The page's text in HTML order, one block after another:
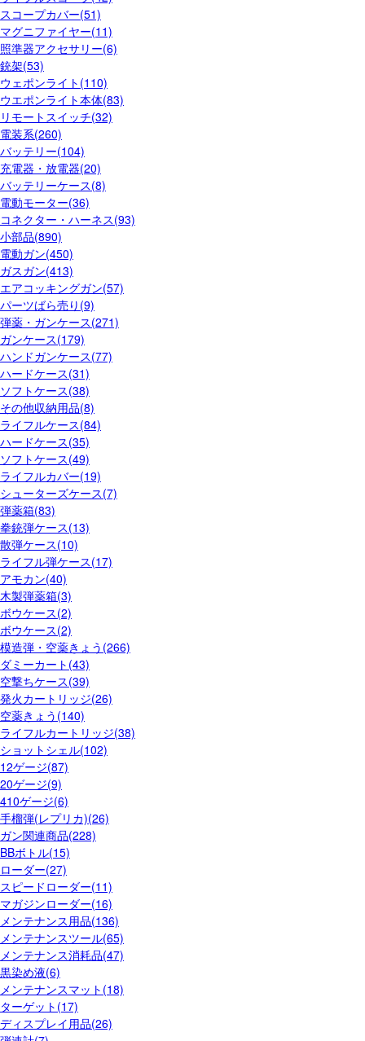
スコープカバー(51)
マグニファイヤー(11)
照準器アクセサリー(6)
銃架(53)
ウェポンライト(110)
ウエポンライト本体(83)
リモートスイッチ(32)
電装系(260)
バッテリー(104)
充電器・放電器(20)
バッテリーケース(8)
電動モーター(36)
コネクター・ハーネス(93)
小部品(890)
電動ガン(450)
ガスガン(413)
エアコッキングガン(57)
パーツばら売り(9)
弾薬・ガンケース(271)
ガンケース(179)
ハンドガンケース(77)
ハードケース(31)
ソフトケース(38)
その他収納用品(8)
ライフルケース(84)
ハードケース(35)
ソフトケース(49)
ライフルカバー(19)
シューターズケース(7)
弾薬箱(83)
拳銃弾ケース(13)
散弾ケース(10)
ライフル弾ケース(17)
アモカン(40)
木製弾薬箱(3)
ボウケース(2)
ボウケース(2)
模造弾・空薬きょう(266)
ダミーカート(43)
空撃ちケース(39)
発火カートリッジ(26)
空薬きょう(140)
ライフルカートリッジ(38)
ショットシェル(102)
12ゲージ(87)
20ゲージ(9)
410ゲージ(6)
手榴弾(レプリカ)(26)
ガン関連商品(228)
BBボトル(15)
ローダー(27)
スピードローダー(11)
マガジンローダー(16)
メンテナンス用品(136)
メンテナンスツール(65)
メンテナンス消耗品(47)
黒染め液(6)
メンテナンスマット(18)
ターゲット(17)
ディスプレイ用品(26)